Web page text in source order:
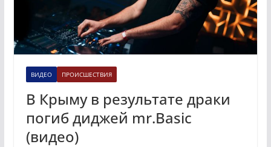
ВИДЕО ПРОИСШЕСТВИЯ
В Крыму в результате драки
погиб диджей mr.Basic
(видео)